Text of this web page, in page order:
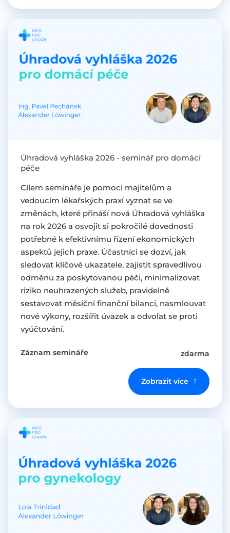
Úhradová vyhláška 2026 - seminář pro domácí
péče
Cílem semináře je pomoci majitelům a
vedoucím lékařských praxí vyznat se ve
změnách, které přináší nová Úhradová vyhláška
na rok 2026 a osvojit si pokročilé dovednosti
potřebné k efektivnímu řízení ekonomických
aspektů jejich praxe. Účastníci se dozví, jak
sledovat klíčové ukazatele, zajistit spravedlivou
odměnu za poskytovanou péči, minimalizovat
riziko neuhrazených služeb, pravidelně
sestavovat měsíční finanční bilanci, nasmlouvat
nové výkony, rozšířit úvazek a odvolat se proti
vyúčtování.
Záznam semináře zdarma
Zobrazit více